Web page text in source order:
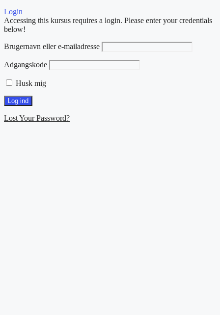
Login
Accessing this kursus requires a login. Please enter your credentials
below!
Brugernavn eller e-mailadresse
Adgangskode
Husk mig
Lost Your Password?